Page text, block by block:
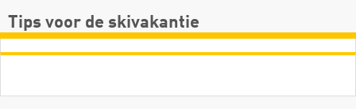
Tips voor de skivakantie